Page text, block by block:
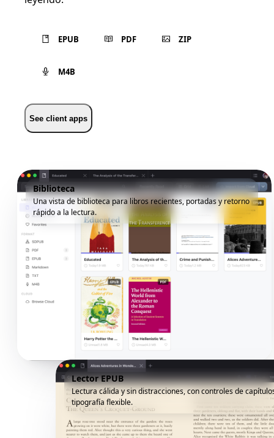
EPUB PDF ZIP
M4B
See client apps
Biblioteca
Una vista de biblioteca para libros recientes, portadas y retorno
rápido a la lectura.
Lector EPUB
Lectura cálida y sin distracciones, con controles de
tipografía flexible.